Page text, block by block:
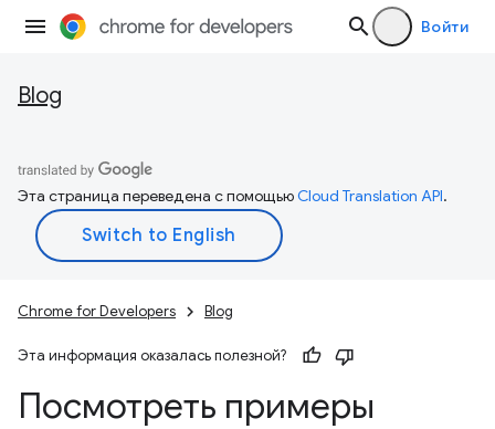
Войти
Blog
Эта страница переведена с помощьюCloud Translation API.
Chrome for Developers Blog
Эта информация оказалась полезной?
Посмотреть примеры